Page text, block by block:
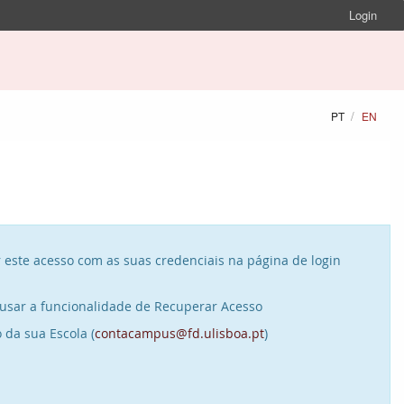
Login
PT EN
acesso com as suas credenciais na página de login
a funcionalidade de Recuperar Acesso
sua Escola (contacampus@fd.ulisboa.pt)